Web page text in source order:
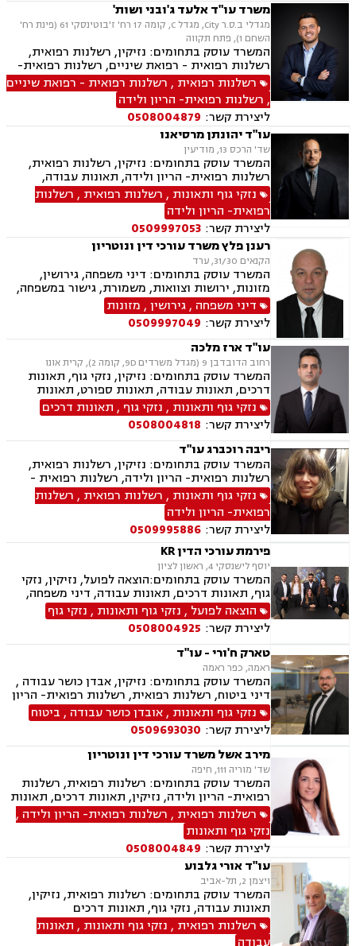
משרד עו"ד אלעד ג'ובני ושות'
מגדלי ב.ס.ר City, מגדל C, קומה 17 רח' ז'בוטינסקי 61 (פינת רח'
השחם 1), פתח תקווה
המשרד עוסק בתחומים: נזיקין, רשלנות רפואית,
רשלנות רפואית - רפואת שיניים, רשלנות רפואית-
הריון ולידה, ביטוח לאומי, תאונות דרכים, תאונות
עבודה, תאונות ספורט, אבדן כושר עבודה , נזקי גוף,
תאונות תלמידים, ביטוח סיעודי , דיני פנסיה
רשלנות רפואית , רשלנות רפואית - רפואת שיניים
, רשלנות רפואית- הריון ולידה
ליצירת קשר: 0508004879
עו"ד יהונתן מרסיאנו
שד' הרכס 13, מודיעין
המשרד עוסק בתחומים: נזיקין, רשלנות רפואית,
רשלנות רפואית- הריון ולידה, תאונות עבודה,
תאונות דרכים
נזקי גוף ותאונות , רשלנות רפואית , רשלנות
רפואית- הריון ולידה
ליצירת קשר: 0509997053
רענן פלץ משרד עורכי דין ונוטריון
הקנאים 31/30, ערד
המשרד עוסק בתחומים: דיני משפחה, גירושין,
מזונות, ירושות וצוואות, משמורת, גישור במשפחה,
חלוקת רכוש, ידועים בציבור, מעמד אישי, אלימות
במשפחה, נזיקין, נזקי גוף, נזקי רכוש, תאונות דרכים,
תאונות עבודה, תאונות עקב רשלנות, דיני עבודה,
נוטריון.
דיני משפחה ,גירושין, מזונות
ליצירת קשר: 0509997049
עו"ד ארז מלכה
רחוב הדובדבן 9 (מגדל משרדים 9D, קומה 2), קרית אונו
המשרד עוסק בתחומים: נזיקין, נזקי גוף, תאונות
דרכים, תאונות עבודה, תאונות ספורט, תאונות
תלמידים, רשלנות רפואית
נזקי גוף ותאונות , נזקי גוף , תאונות דרכים
ליצירת קשר: 0508004818
ריבה רוכברג עו"ד
המשרד עוסק בתחומים: נזיקין, רשלנות רפואית,
רשלנות רפואית- הריון ולידה, רשלנות רפואית -
רפואת שיניים, נזקי גוף
נזקי גוף ותאונות , רשלנות רפואית , רשלנות
רפואית- הריון ולידה
ליצירת קשר: 0509995886
פירמת עורכי הדין KR
יוסף לישנסקי 4, ראשון לציון
המשרד עוסק בתחומים:הוצאה לפועל, נזיקין, נזקי
גוף, תאונות דרכים, תאונות עבודה, דיני משפחה,
גירושין, ירושות וצוואות, הסכמי ממון, דין משמעתי,
מקרקעין ונדל"ן, עסקאות מכר דירה, גישור עסקי,
דיני חוזים, אובדן כושר עבודה, ביטוח לאומי, דיני
חברות, דיני עמותות.
הוצאה לפועל , נזקי גוף ותאונות , נזקי גוף
ליצירת קשר: 0508004925
טארק ח'ורי - עו"ד
ראמה, כפר ראמה
המשרד עוסק בתחומים: נזיקין, אבדן כושר עבודה ,
דיני ביטוח, רשלנות רפואית, רשלנות רפואית- הריון
ולידה, רשלנות רפואית - רפואת שיניים, תאונות
דרכים, תאונות עבודה, תאונות ספורט, נזקי גוף,
תאונות תלמידים, נזקי רכוש, ביטוח לאומי, ביטוח
סיעודי , דיני פנסיה
נזקי גוף ותאונות ,אובדן כושר עבודה , ביטוח
ליצירת קשר: 0509693030
מירב אשל משרד עורכי דין ונוטריון
שד' מוריה 111, חיפה
המשרד עוסק בתחומים: רשלנות רפואית, רשלנות
רפואית- הריון ולידה, נזיקין, תאונות דרכים, תאונות
עבודה, נוטריון, ייפוי כוח מתמשך, צבא ומשרד
הביטחון, נפגעי פעולות איבה, נכי צה״ל, ירושות-
צוואות.
רשלנות רפואית , רשלנות רפואית- הריון ולידה ,
נזקי גוף ותאונות
ליצירת קשר: 0508004849
עו"ד אורי גלבוע
ויצמן 2, תל-אביב
המשרד עוסק בתחומים: רשלנות רפואית, נזיקין,
תאונות עבודה, נזקי גוף, תאונות דרכים
רשלנות רפואית , נזקי גוף ותאונות , תאונות
עבודה